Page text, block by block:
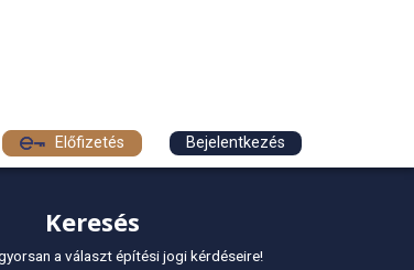
Előfizetés Bejelentkezés
Keresés
a választ építési jogi kérdéseire!